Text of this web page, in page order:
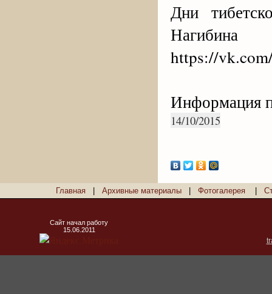
Дни
https://
Информация
14/10/2015
Главная Архивные материалы Фотогалерея
Сайт начал работу
15.06.2011